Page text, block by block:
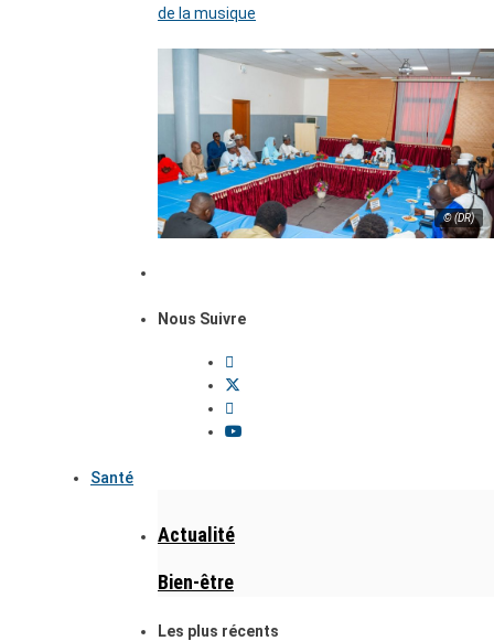
de la musique
© (DR)
Nous Suivre
Santé
Actualité
Bien-être
Les plus récents